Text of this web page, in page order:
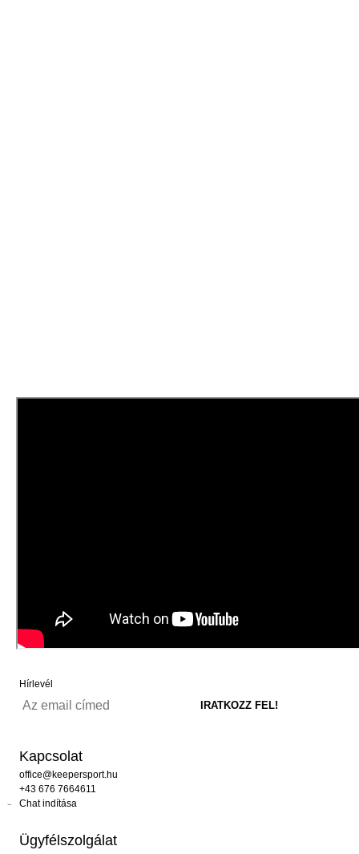
Hírlevél
Kapcsolat
office@keepersport.hu
+43 676 7664611
Chat indítása
Ügyfélszolgálat